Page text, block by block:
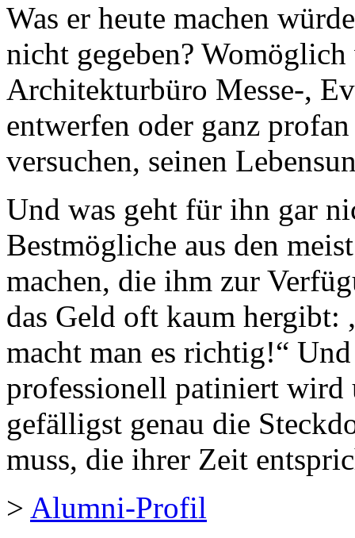
Was er heute machen
nicht gegeben?
Architekturbüro Messe-,
entwerfen oder ganz
versuchen, seinen
Und was geht für ihn gar
Bestmögliche aus den
machen, die ihm zur
das Geld oft kaum hergibt:
macht man es richtig!“
professionell patiniert wird
gefälligst genau die
muss, die ihrer Zeit
> Alumni-Profil